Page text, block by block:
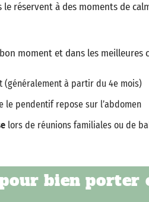
le réservent à des moments de
moment et dans les meilleures
(généralement à partir du 4e mois)
le pendentif repose sur l’abdomen
lors de réunions familiales ou de
bien